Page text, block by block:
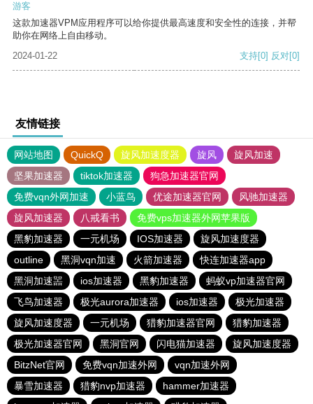
游客
这款加速器VPM应用程序可以给你提供最高速度和安全性的连接，并帮
助你在网络上自由移动。
2024-01-22
支持[0] 反对[0]
友情链接
网站地图 QuickQ 旋风加速度器 旋风
旋风加速
坚果加速器
tiktok加速器
狗急加速器官网
免费vqn外网加速
小蓝鸟 优途加速器官网
风驰加速器
旋风加速器
八戒看书
免费vps加速器外网苹果版
黑豹加速器
一元机场 IOS加速器
旋风加速度器
outline
黑洞vqn加速 火箭加速器
快连加速器app
黑洞加速噐
ios加速器 黑豹加速器
蚂蚁vp加速器官网
飞鸟加速器
极光aurora加速器 ios加速器
极光加速器
旋风加速度器
一元机场 猎豹加速器官网
猎豹加速器
极光加速器官网
黑洞官网 闪电猫加速器
旋风加速度器
BitzNet官网
免费vqn加速外网
vqn加速外网
暴雪加速器
猎豹nvp加速器
hammer加速器